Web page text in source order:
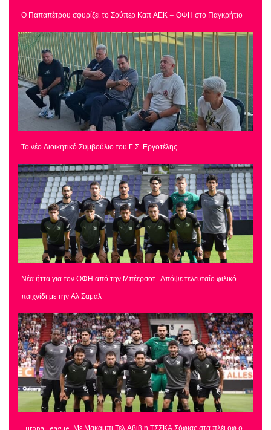
Ο Παπαπέτρου σφυρίζει το Σούπερ Καπ ΑΕΚ – ΟΦΗ στο Παγκρήτιο
Το νέο Διοικητικό Συμβούλιο του Γ.Σ. Εργοτέλης
Νέα ήττα για τον ΟΦΗ από την Μπέερσοτ- Απόψε τελευταίο φιλικό
παιχνίδι με την Αλ Σαμάλ